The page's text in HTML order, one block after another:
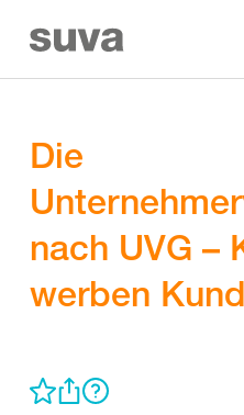
Die
nach UVG –
werben